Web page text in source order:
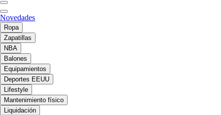
Novedades
Ropa
Zapatillas
NBA
Balones
Equipamientos
Deportes EEUU
Lifestyle
Mantenimiento físico
Liquidación